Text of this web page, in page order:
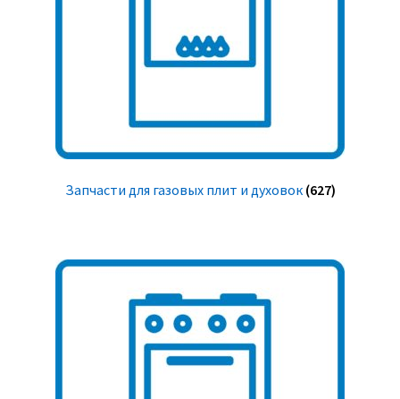
Запчасти для газовых плит и духовок (627)